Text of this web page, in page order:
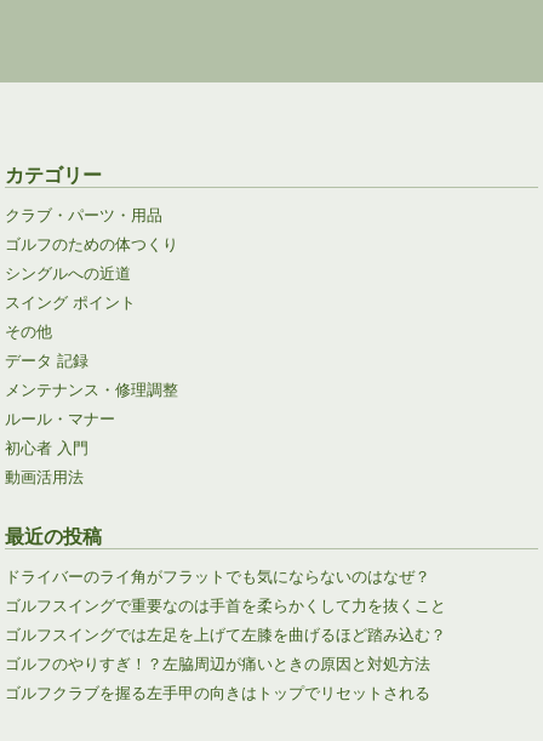
カテゴリー
クラブ・パーツ・用品
ゴルフのための体つくり
シングルへの近道
スイング ポイント
その他
データ 記録
メンテナンス・修理調整
ルール・マナー
初心者 入門
動画活用法
最近の投稿
ドライバーのライ角がフラットでも気にならないのはなぜ？
ゴルフスイングで重要なのは手首を柔らかくして力を抜くこと
ゴルフスイングでは左足を上げて左膝を曲げるほど踏み込む？
ゴルフのやりすぎ！？左脇周辺が痛いときの原因と対処方法
ゴルフクラブを握る左手甲の向きはトップでリセットされる